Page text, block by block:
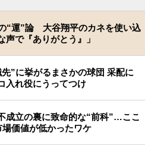
“運”論 大谷翔平のカネを使い込
声で『ありがとう』」
”に挙がるまさかの球団 采配に
入れ役にうってつけ
成立の裏に致命的な“前科”…ここ
場価値が低かったワケ